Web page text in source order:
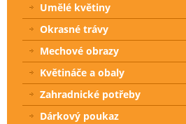
Umělé květiny
Okrasné trávy
Mechové obrazy
Květináče a obaly
Zahradnické potřeby
Dárkový poukaz